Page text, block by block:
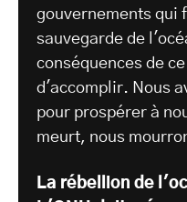
gouvernements qui
sauvegarde de
conséquences de
d'accomplir. Nous
pour prospérer à
meurt, nous
La rébellion de